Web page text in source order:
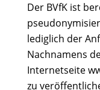
Der BVfK ist
lediglich der
Nachnamens
Internetseite
zu